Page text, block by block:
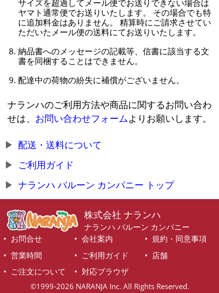
サイズを超過してメール便でお送りできない場合は
ヤマト通常便でお送りいたします。 その場合でも特
に追加料金はありません。 精算時にご請求させてい
ただいたメール便の送料にてお送りいたします。
納品書へのメッセージの記載等、信書に該当する文
書を同梱することはできません。
配達中の荷物の紛失に補償がございません。
ナランハのご利用方法や商品に関するお問い合わ
せは、 お問い合わせフォームよりお願いします。
配送・送料について
ご利用ガイド
ナランハ バルーン カンパニー トップ
株式会社 ナランハ
ナランハ バルーン カンパニー
お問合せ
会社案内
規約・同意事項
営業時間
ご利用ガイド
店舗
ご注文について
対応ブラウザ
©1999-2026 NARANJA Inc. All Rights Reserved.